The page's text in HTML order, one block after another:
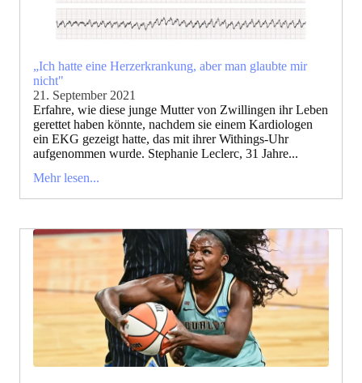
„Ich hatte eine Herzerkrankung, aber man glaubte mir
nicht"
21. September 2021
Erfahre, wie diese junge Mutter von Zwillingen ihr Leben
gerettet haben könnte, nachdem sie einem Kardiologen
ein EKG gezeigt hatte, das mit ihrer Withings-Uhr
aufgenommen wurde. Stephanie Leclerc, 31 Jahre...
Mehr lesen...